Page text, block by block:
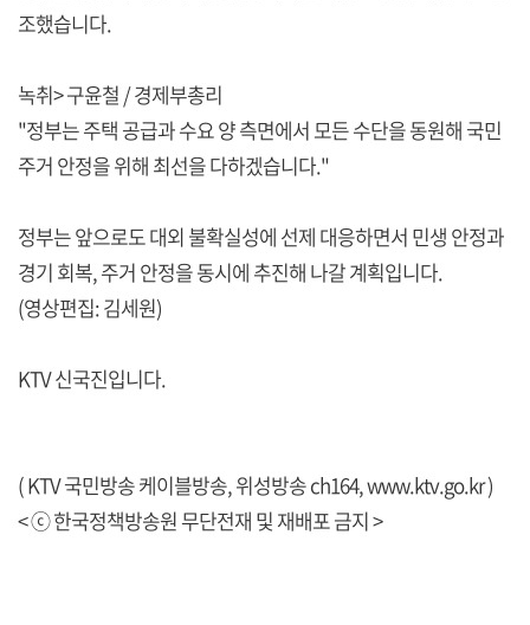
조했습니다.
녹취> 구윤철 / 경제부총리
"정부는 주택 공급과 수요 양 측면에서 모든 수단을 동원해 국민
주거 안정을 위해 최선을 다하겠습니다."
정부는 앞으로도 대외 불확실성에 선제 대응하면서 민생 안정과
경기 회복, 주거 안정을 동시에 추진해 나갈 계획입니다.
(영상편집: 김세원)
KTV 신국진입니다.
( KTV 국민방송 케이블방송, 위성방송 ch164,www.ktv.go.kr)
< ⓒ 한국정책방송원 무단전재 및 재배포 금지 >